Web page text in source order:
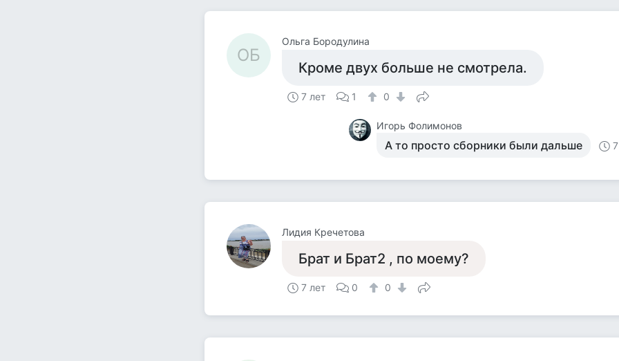
ОБ
Ольга Бородулина
Кроме двух больше не смотрела.
7 лет 1 0
Игорь Фолимонов
А то просто сборники были дальше
Лидия Кречетова
Брат и Брат2 , по моему?
7 лет 0 0